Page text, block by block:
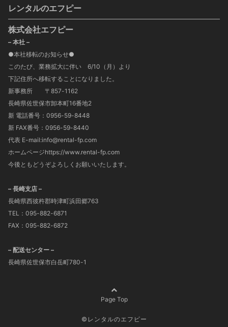
レンタルのエフピー
株式会社エフピー
– 本社 –
●本社移転のお知らせ●
このたび、業務拡大に伴い 6/10（月）より
下記住所へ移転することになりました。
新事務所 〒857-1162
長崎県佐世保市卸本町16番地2
新 電話番号：0956-59-8448
新 FAX番号：0956-59-8440
代表 E-mail:info@rental-fp.com
ホームページhttps://www.rental-fp.com
今後ともどうぞよろしくお願いいたします。
– 長崎支店 –
長崎県西彼杵郡時津町浜田郷763
TEL：095-882-6871
FAX：095-882-6872
– 配送センター –
長崎県佐世保市白岳町780-1
Page Top
©レンタルのエフピー